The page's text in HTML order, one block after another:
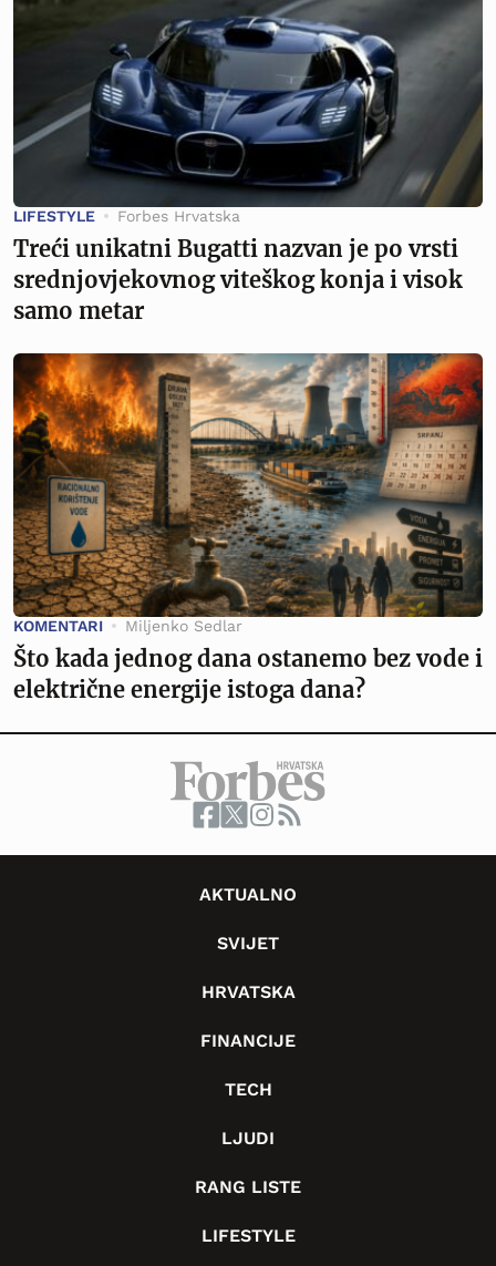
LIFESTYLE Forbes Hrvatska
Treći unikatni Bugatti nazvan je po vrsti
srednjovjekovnog viteškog konja i visok
samo metar
KOMENTARI Miljenko Sedlar
Što kada jednog dana ostanemo bez vode i
električne energije istoga dana?
AKTUALNO
SVIJET
HRVATSKA
FINANCIJE
TECH
LJUDI
RANG LISTE
LIFESTYLE